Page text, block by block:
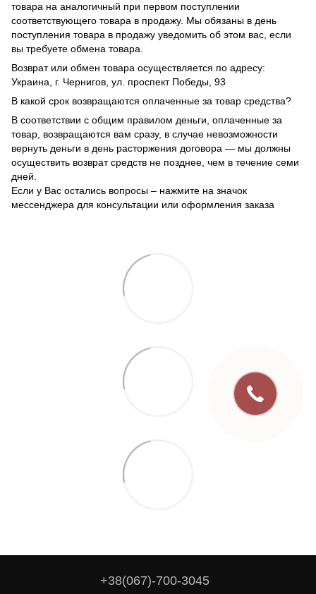
товара на аналогичный при первом поступлении
соответствующего товара в продажу. Мы обязаны в день
поступления товара в продажу уведомить об этом вас, если
вы требуете обмена товара.
Возврат или обмен товара осуществляется по адресу:
Украина, г. Чернигов, ул. проспект Победы, 93
В какой срок возвращаются оплаченные за товар средства?
В соответствии с общим правилом деньги, оплаченные за
товар, возвращаются вам сразу, в случае невозможности
вернуть деньги в день расторжения договора — мы должны
осуществить возврат средств не позднее, чем в течение семи
дней.
Если у Вас остались вопросы – нажмите на значок
мессенджера для консультации или оформления заказа
+38(067)-700-3045